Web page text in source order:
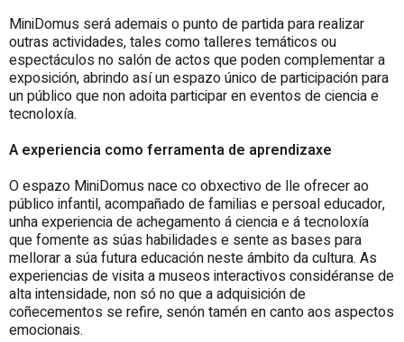
MiniDomus será ademais o punto de partida para realizar
outras actividades, tales como talleres temáticos ou
espectáculos no salón de actos que poden complementar a
exposición, abrindo así un espazo único de participación para
un público que non adoita participar en eventos de ciencia e
tecnoloxía.
A experiencia como ferramenta de aprendizaxe
O espazo MiniDomus nace co obxectivo de lle ofrecer ao
público infantil, acompañado de familias e persoal educador,
unha experiencia de achegamento á ciencia e á tecnoloxía
que fomente as súas habilidades e sente as bases para
mellorar a súa futura educación neste ámbito da cultura. As
experiencias de visita a museos interactivos considéranse de
alta intensidade, non só no que a adquisición de
coñecementos se refire, senón tamén en canto aos aspectos
emocionais.